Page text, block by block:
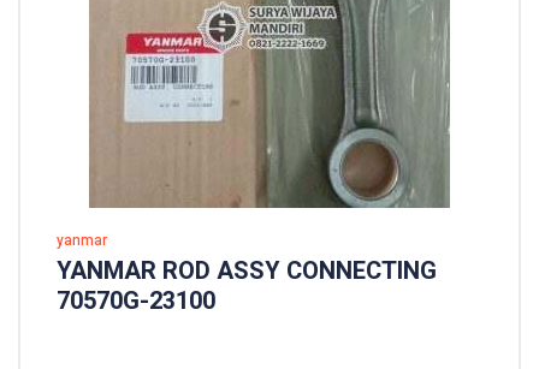
yanmar
YANMAR ROD ASSY CONNECTING
70570G-23100